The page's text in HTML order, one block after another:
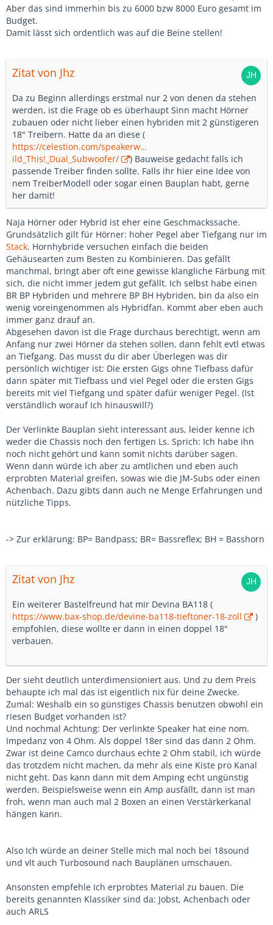
Aber das sind immerhin bis zu 6000 bzw 8000 Euro gesamt im
Budget.
Damit lässt sich ordentlich was auf die Beine stellen!
Zitat von Jhz
Da zu Beginn allerdings erstmal nur 2 von denen da stehen
werden, ist die Frage ob es überhaupt Sinn macht Hörner
zubauen oder nicht lieber einen hybriden mit 2 günstigeren
18" Treibern. Hatte da an diese (
https://celestion.com/speakerw…
ild_This!_Dual_Subwoofer/
) Bauweise gedacht falls ich
passende Treiber finden sollte. Falls ihr hier eine Idee von
nem TreiberModell oder sogar einen Bauplan habt, gerne
her damit!
Naja Hörner oder Hybrid ist eher eine Geschmackssache.
Grundsätzlich gilt für Hörner: hoher Pegel aber Tiefgang nur im
Stack. Hornhybride versuchen einfach die beiden
Gehäusearten zum Besten zu Kombinieren. Das gefällt
manchmal, bringt aber oft eine gewisse klangliche Färbung mit
sich, die nicht immer jedem gut gefällt. Ich selbst habe einen
BR BP Hybriden und mehrere BP BH Hybriden, bin da also ein
wenig voreingenommen als Hybridfan. Kommt aber eben auch
immer ganz drauf an.
Abgesehen davon ist die Frage durchaus berechtigt, wenn am
Anfang nur zwei Hörner da stehen sollen, dann fehlt evtl etwas
an Tiefgang. Das musst du dir aber Überlegen was dir
persönlich wichtiger ist: Die ersten Gigs ohne Tiefbass dafür
dann später mit Tiefbass und viel Pegel oder die ersten Gigs
bereits mit viel Tiefgang und später dafür weniger Pegel. (Ist
verständlich worauf Ich hinauswill?)
Der Verlinkte Bauplan sieht interessant aus, leider kenne ich
weder die Chassis noch den fertigen Ls. Sprich: Ich habe ihn
noch nicht gehört und kann somit nichts darüber sagen.
Wenn dann würde ich aber zu amtlichen und eben auch
erprobten Material greifen, sowas wie die JM-Subs oder einen
Achenbach. Dazu gibts dann auch ne Menge Erfahrungen und
nützliche Tipps.
-> Zur erklärung: BP= Bandpass; BR= Bassreflex; BH = Basshorn
Zitat von Jhz
Ein weiterer Bastelfreund hat mir Devina BA118 (
https://www.bax-shop.de/devine-ba118-tieftoner-18-zoll
)
empfohlen, diese wollte er dann in einen doppel 18"
verbauen.
Der sieht deutlich unterdimensioniert aus. Und zu dem Preis
behaupte ich mal das ist eigentlich nix für deine Zwecke.
Zumal: Weshalb ein so günstiges Chassis benutzen obwohl ein
riesen Budget vorhanden ist?
Und nochmal Achtung: Der verlinkte Speaker hat eine nom.
Impedanz von 4 Ohm. Als doppel 18er sind das dann 2 Ohm.
Zwar ist deine Camco durchaus echte 2 Ohm stabil, ich würde
das trotzdem nicht machen, da mehr als eine Kiste pro Kanal
nicht geht. Das kann dann mit dem Amping echt ungünstig
werden. Beispielsweise wenn ein Amp ausfällt, dann ist man
froh, wenn man auch mal 2 Boxen an einen Verstärkerkanal
hängen kann.
Also Ich würde an deiner Stelle mich mal noch bei 18sound
und vlt auch Turbosound nach Bauplänen umschauen.
Ansonsten empfehle Ich erprobtes Material zu bauen. Die
bereits genannten Klassiker sind da: Jobst, Achenbach oder
auch ARLS